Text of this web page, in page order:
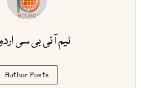
ٹیم آئی بی سی
Author Posts